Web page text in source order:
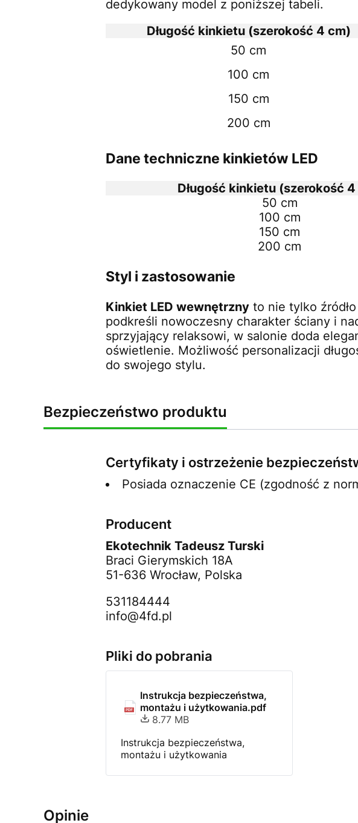
dedykowany model z poniższej tabeli.
Długość kinkietu (szerokość 4 cm)
50 cm
100 cm
150 cm
200 cm
Dane techniczne kinkietów LED
Długość kinkietu (szerokość
50 cm
100 cm
150 cm
200 cm
Styl i zastosowanie
Kinkiet LED wewnętrznyto nie tylko źródło
podkreśli nowoczesny charakter ściany i
sprzyjający relaksowi, w salonie doda
oświetlenie. Możliwość personalizacji
do swojego stylu.
Bezpieczeństwo produktu
Certyfikaty i ostrzeżenie
Posiada oznaczenie CE (zgodność z
Producent
Ekotechnik Tadeusz Turski
Braci Gierymskich 18A
51-636 Wrocław, Polska
531184444
info@4fd.pl
Pliki do pobrania
Instrukcja bezpieczeństwa,
montażu i użytkowania.pdf
8.77 MB
Instrukcja bezpieczeństwa,
montażu i użytkowania
Opinie